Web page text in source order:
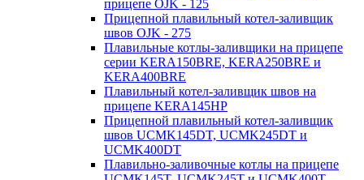
прицепе OJK - 125
Прицепной плавильный котел-заливщик
швов OJK - 275
Плавильные котлы-заливщики на прицепе
серии KERA150BRE, KERA250BRE и
KERA400BRE
Плавильный котел-заливщик швов на
прицепе KERA145HP
Прицепной плавильный котел-заливщик
швов UCMK145DT, UCMK245DT и
UCMK400DT
Плавильно-заливочные котлы на прицепе